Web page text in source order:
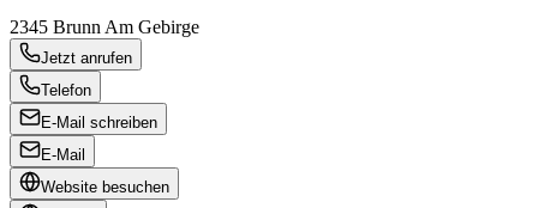
2345 Brunn Am Gebirge
Jetzt anrufen
Telefon
E-Mail schreiben
E-Mail
Website besuchen